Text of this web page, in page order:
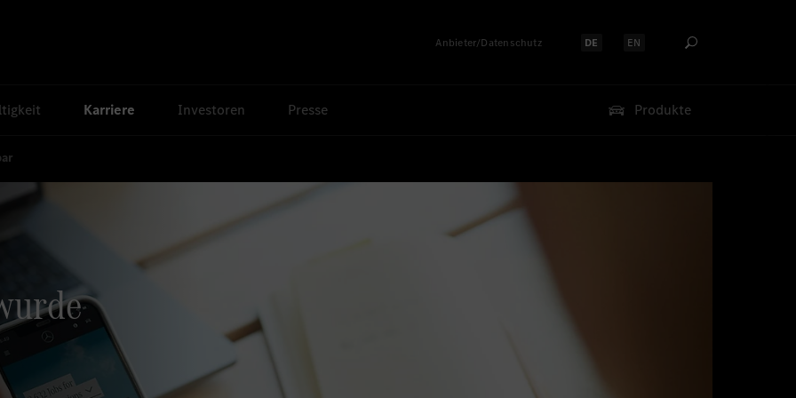
Anbieter/Datenschutz Sprache auswählen:
DE Sprache auswählen:
EN
Karriere Investoren Presse Produkte